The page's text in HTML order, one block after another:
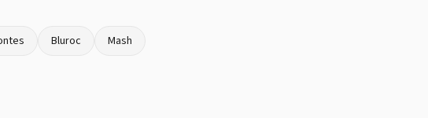
Bluroc Mash